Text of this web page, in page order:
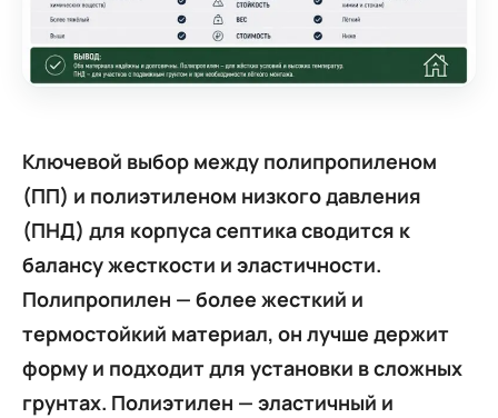
Ключевой выбор между полипропиленом
(ПП) и полиэтиленом низкого давления
(ПНД) для корпуса септика сводится к
балансу жесткости и эластичности.
Полипропилен — более жесткий и
термостойкий материал, он лучше держит
форму и подходит для установки в сложных
грунтах. Полиэтилен — эластичный и